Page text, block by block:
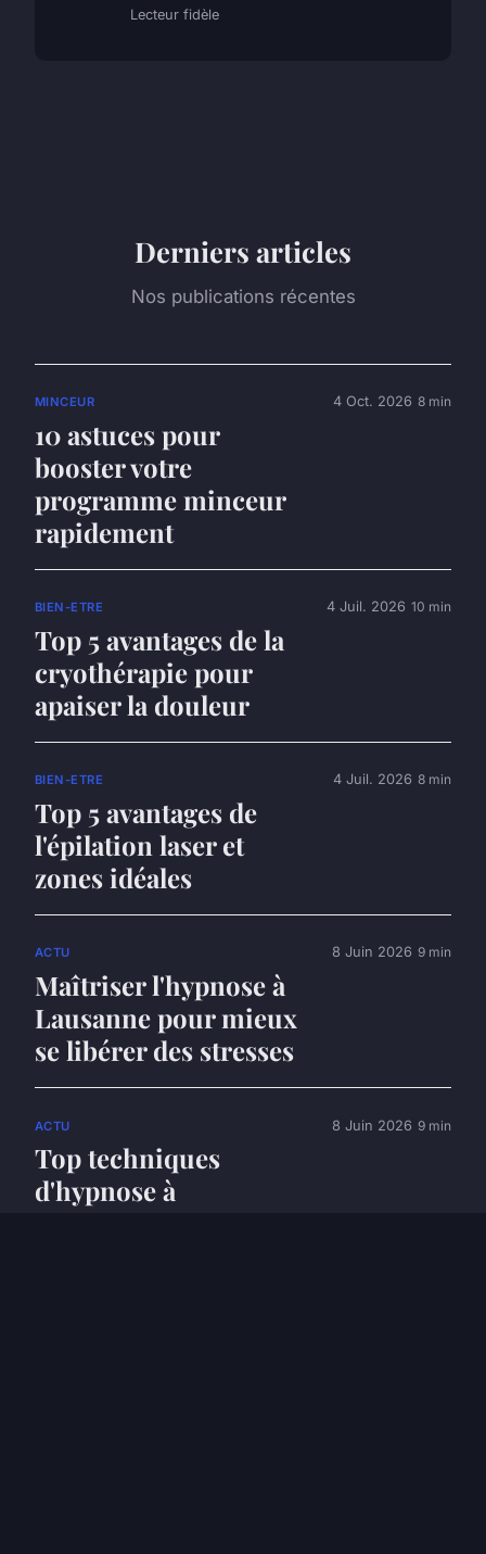
Lecteur fidèle
Derniers articles
Nos publications récentes
MINCEUR
10 astuces pour
booster votre
programme minceur
rapidement
4 Oct. 2026 8 min
BIEN-ETRE
Top 5 avantages de la
cryothérapie pour
apaiser la douleur
4 Juil. 2026 10 min
BIEN-ETRE
Top 5 avantages de
l'épilation laser et
zones idéales
4 Juil. 2026 8 min
ACTU
Maîtriser l'hypnose à
Lausanne pour mieux
se libérer des stresses
8 Juin 2026 9 min
ACTU
Top techniques
d'hypnose à
8 Juin 2026 9 min